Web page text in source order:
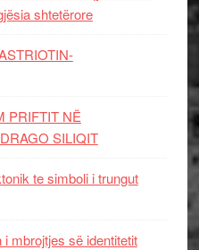
shtetërore
PRIFTIT NË
SILIQIT
te simboli i trungut
mbrojtjes së identitetit